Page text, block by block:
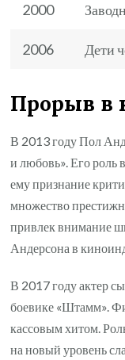
2000
2006 Дети
Прорыв в
В 2013 году Пол
и любовь». Его роль
ему признание
множество
привлек внимание
Андерсона в
В 2017 году актер
боевике «Штамм».
кассовым хитом.
на новый уровень